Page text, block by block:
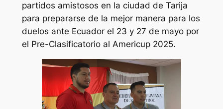
partidos amistosos en la ciudad de Tarija
para prepararse de la mejor manera para los
duelos ante Ecuador el 23 y 27 de mayo por
el Pre-Clasificatorio al Americup 2025.